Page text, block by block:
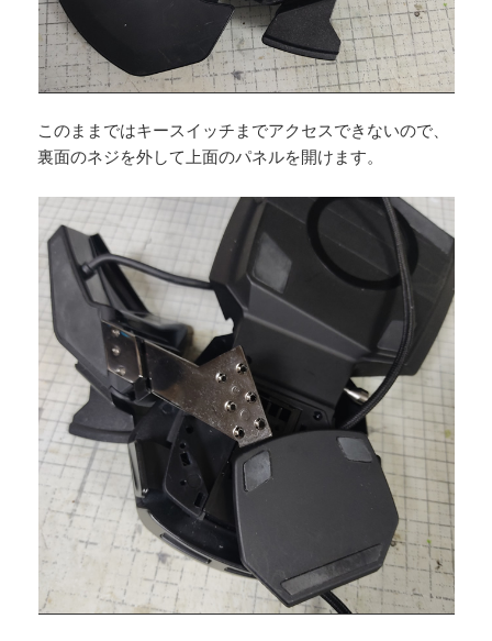
このままではキースイッチまでアクセスできないので、
裏面のネジを外して上面のパネルを開けます。